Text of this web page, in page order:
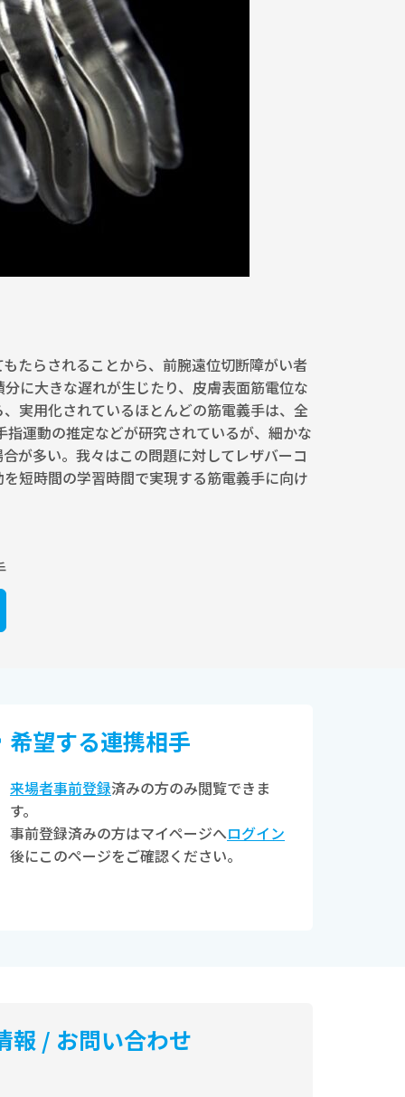
たらされることから、前腕遠位切断障がい者
に大きな遅れが生じたり、皮膚表面筋電位な
実用化されているほとんどの筋電義手は、全
運動の推定などが研究されているが、細かな
が多い。我々はこの問題に対してレザバーコ
短時間の学習時間で実現する筋電義手に向け
希望する連携相⼿
来場者事前登録済みの方のみ閲覧できま
す。
事前登録済みの方はマイページへログイン
後にこのページをご確認ください。
報 / お問い合わせ